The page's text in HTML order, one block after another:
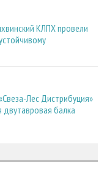
КЛПХ провели
Лес Дистрибуция»
балка